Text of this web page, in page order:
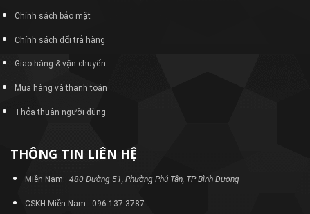
Chính sách bảo mật
Chính sách đổi trả hàng
Giao hàng & vận chuyển
Mua hàng và thanh toán
Thỏa thuận người dùng
THÔNG TIN LIÊN HỆ
Miền Nam: 480 Đường 51, Phường Phú Tân, TP Bình Dương
CSKH Miền Nam: 096 137 3787